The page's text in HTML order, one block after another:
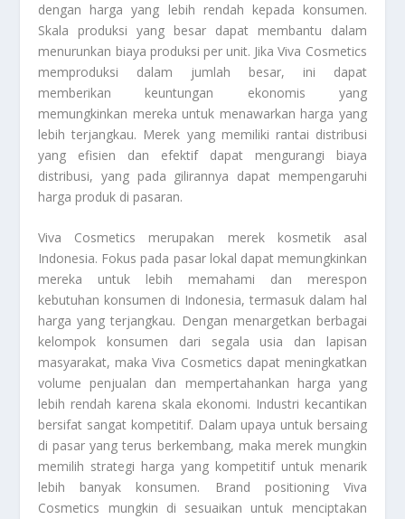
dengan harga yang lebih rendah kepada konsumen.
Skala produksi yang besar dapat membantu dalam
menurunkan biaya produksi per unit. Jika Viva Cosmetics
memproduksi dalam jumlah besar, ini dapat
memberikan keuntungan ekonomis yang
memungkinkan mereka untuk menawarkan harga yang
lebih terjangkau. Merek yang memiliki rantai distribusi
yang efisien dan efektif dapat mengurangi biaya
distribusi, yang pada gilirannya dapat mempengaruhi
harga produk di pasaran.
Viva Cosmetics merupakan merek kosmetik asal
Indonesia. Fokus pada pasar lokal dapat memungkinkan
mereka untuk lebih memahami dan merespon
kebutuhan konsumen di Indonesia, termasuk dalam hal
harga yang terjangkau. Dengan menargetkan berbagai
kelompok konsumen dari segala usia dan lapisan
masyarakat, maka Viva Cosmetics dapat meningkatkan
volume penjualan dan mempertahankan harga yang
lebih rendah karena skala ekonomi. Industri kecantikan
bersifat sangat kompetitif. Dalam upaya untuk bersaing
di pasar yang terus berkembang, maka merek mungkin
memilih strategi harga yang kompetitif untuk menarik
lebih banyak konsumen. Brand positioning Viva
Cosmetics mungkin di sesuaikan untuk menciptakan